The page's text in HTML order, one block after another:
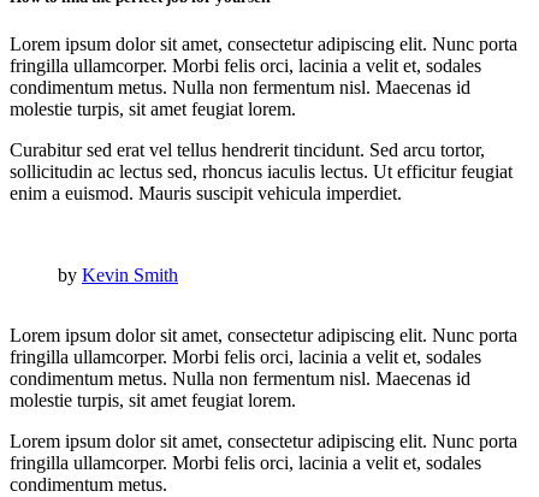
Lorem ipsum dolor sit amet, consectetur adipiscing elit. Nunc porta
fringilla ullamcorper. Morbi felis orci, lacinia a velit et, sodales
condimentum metus. Nulla non fermentum nisl. Maecenas id
molestie turpis, sit amet feugiat lorem.
Curabitur sed erat vel tellus hendrerit tincidunt. Sed arcu tortor,
sollicitudin ac lectus sed, rhoncus iaculis lectus. Ut efficitur feugiat
enim a euismod. Mauris suscipit vehicula imperdiet.
by Kevin Smith
Lorem ipsum dolor sit amet, consectetur adipiscing elit. Nunc porta
fringilla ullamcorper. Morbi felis orci, lacinia a velit et, sodales
condimentum metus. Nulla non fermentum nisl. Maecenas id
molestie turpis, sit amet feugiat lorem.
Lorem ipsum dolor sit amet, consectetur adipiscing elit. Nunc porta
fringilla ullamcorper. Morbi felis orci, lacinia a velit et, sodales
condimentum metus.